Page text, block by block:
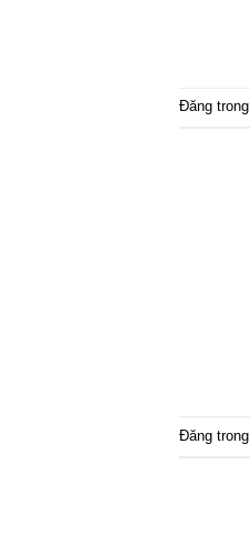
Đăng trong
Đăng trong